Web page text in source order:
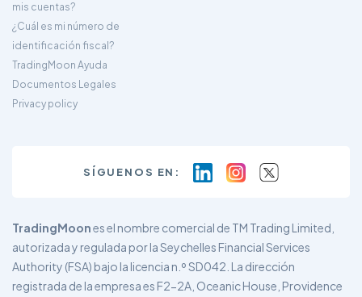
mis cuentas?
¿Cuál es mi número de
identificación fiscal?
TradingMoon Ayuda
Documentos Legales
Privacy policy
SÍGUENOS EN:
TradingMoones el nombre comercial de TM Trading Limited,
autorizada y regulada por la Seychelles Financial Services
Authority (FSA) bajo la licencia n.º SD042. La dirección
registrada de la empresa es F2-2A, Oceanic House, Providence